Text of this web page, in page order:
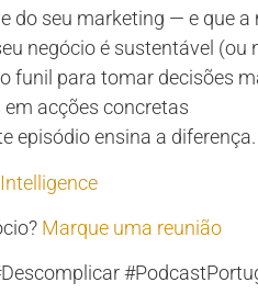
do seu marketing — e que
negócio é sustentável (ou
funil para tomar decisões
acções concretas
episódio ensina a diferença.
Marque uma reunião